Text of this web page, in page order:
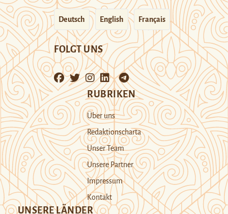
Deutsch English Français
FOLGT UNS
RUBRIKEN
Über uns
Redaktionscharta
Unser Team
Unsere Partner
Impressum
Kontakt
UNSERE LÄNDER